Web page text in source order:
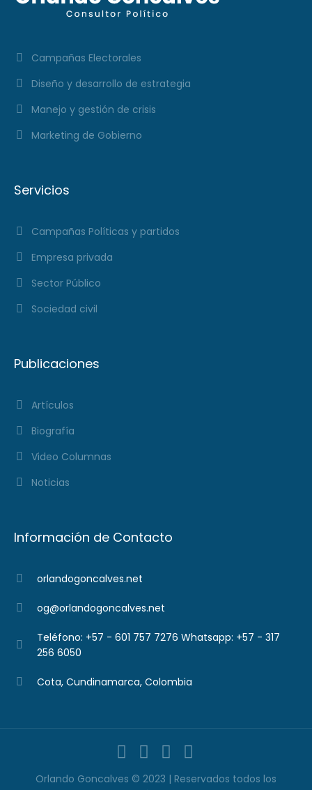
Campañas Electorales
Diseño y desarrollo de estrategia
Manejo y gestión de crisis
Marketing de Gobierno
Servicios
Campañas Políticas y partidos
Empresa privada
Sector Público
Sociedad civil
Publicaciones
Artículos
Biografía
Video Columnas
Noticias
Información de Contacto
orlandogoncalves.net
og@orlandogoncalves.net
Teléfono: +57 - 601 757 7276 Whatsapp: +57 - 317
256 6050
Cota, Cundinamarca, Colombia
Orlando Goncalves © 2023 | Reservados todos los